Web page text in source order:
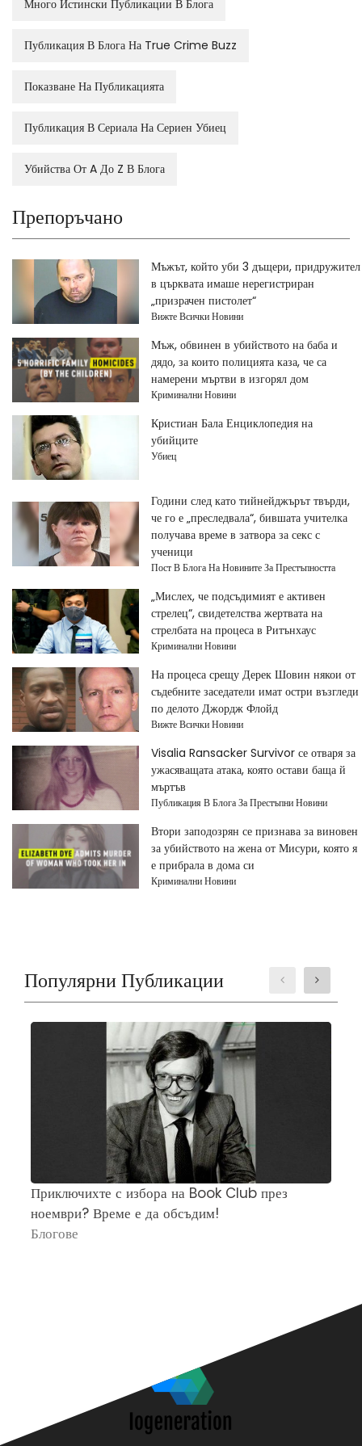
Много Истински Публикации В Блога
Публикация В Блога На True Crime Buzz
Показване На Публикацията
Публикация В Сериала На Сериен Убиец
Убийства От A До Z В Блога
Препоръчано
Мъжът, който уби 3 дъщери, придружител
в църквата имаше нерегистриран
„призрачен пистолет“
Вижте Всички Новини
Мъж, обвинен в убийството на баба и
дядо, за които полицията каза, че са
намерени мъртви в изгорял дом
Криминални Новини
Кристиан Бала Енциклопедия на
убийците
Убиец
Години след като тийнейджърът твърди,
че го е „преследвала“, бившата учителка
получава време в затвора за секс с
ученици
Пост В Блога На Новините За Престъпността
„Мислех, че подсъдимият е активен
стрелец“, свидетелства жертвата на
стрелбата на процеса в Ритънхаус
Криминални Новини
На процеса срещу Дерек Шовин някои от
съдебните заседатели имат остри възгледи
по делото Джордж Флойд
Вижте Всички Новини
Visalia Ransacker Survivor се отваря за
ужасяващата атака, която остави баща й
мъртъв
Публикация В Блога За Престъпни Новини
Втори заподозрян се признава за виновен
за убийството на жена от Мисури, която я
е прибрала в дома си
Криминални Новини
Популярни Публикации
Приключихте с избора на Book Club през
ноември? Време е да обсъдим!
Блогове